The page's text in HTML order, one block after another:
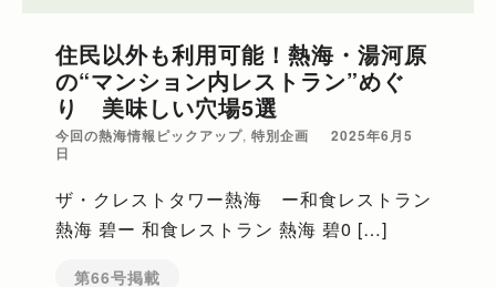
住民以外も利用可能！熱海・湯河原
の“マンション内レストラン”めぐ
り 美味しい穴場5選
今回の熱海情報ピックアップ, 特別企画
2025年6月5
日
ザ・クレストタワー熱海 ー和食レストラン
熱海 碧ー 和食レストラン 熱海 碧0 […]
第66号掲載